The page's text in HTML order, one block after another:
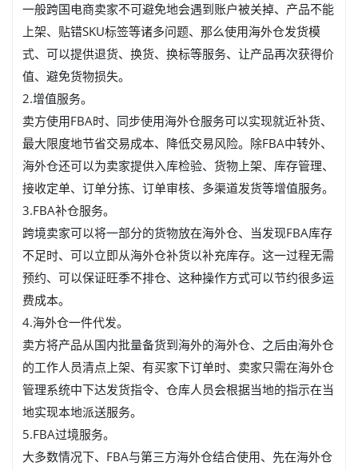
一般跨国电商卖家不可避免地会遇到账户被关掉、产品不能
上架、贴错SKU标签等诸多问题、那么使用海外仓发货模
式、可以提供退货、换货、换标等服务、让产品再次获得价
值、避免货物损失。
2.增值服务。
卖方使用FBA时、同步使用海外仓服务可以实现就近补货、
最大限度地节省交易成本、降低交易风险。除FBA中转外、
海外仓还可以为卖家提供入库检验、货物上架、库存管理、
接收定单、订单分拣、订单审核、多渠道发货等增值服务。
3.FBA补仓服务。
跨境卖家可以将一部分的货物放在海外仓、当发现FBA库存
不足时、可以立即从海外仓补货以补充库存。这一过程无需
预约、可以保证旺季不排仓、这种操作方式可以节约很多运
费成本。
4.海外仓一件代发。
卖方将产品从国内批量备货到海外的海外仓、之后由海外仓
的工作人员清点上架、有买家下订单时、卖家只需在海外仓
管理系统中下达发货指令、仓库人员会根据当地的指示在当
地实现本地派送服务。
5.FBA过境服务。
大多数情况下、FBA与第三方海外仓结合使用、先在海外仓